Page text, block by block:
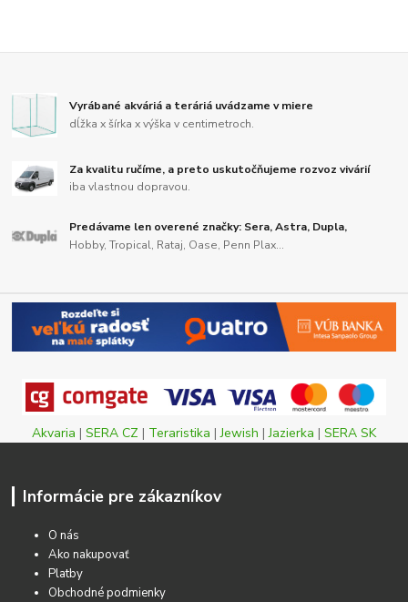
Vyrábané akváriá a teráriá uvádzame v miere
dĺžka x šírka x výška v centimetroch.
Za kvalitu ručíme, a preto uskutočňujeme rozvoz vivárií
iba vlastnou dopravou.
Predávame len overené značky: Sera, Astra, Dupla,
Hobby, Tropical, Rataj, Oase, Penn Plax...
Akvaria | SERA CZ | Teraristika |Jewish |Jazierka | SERA SK
Informácie pre zákazníkov
O nás
Ako nakupovať
Platby
Obchodné podmienky